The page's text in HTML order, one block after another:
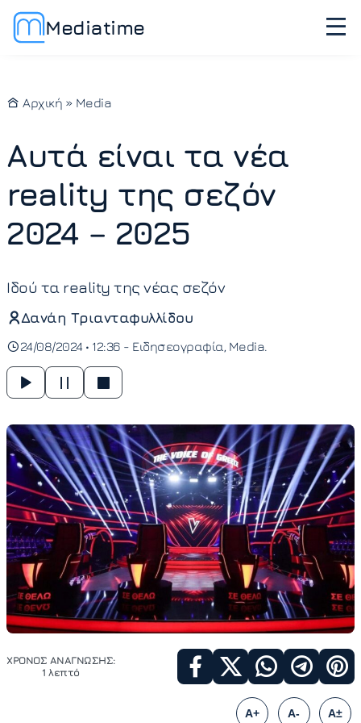
Mediatime
Αρχική » Media
Αυτά είναι τα νέα
reality της σεζόν
2024 – 2025
Ιδού τα reality της νέας σεζόν
Δανάη Τριανταφυλλίδου
24/08/2024 • 12:36 - Ειδησεογραφία Media
ΧΡΟΝΟΣ ΑΝΑΓΝΩΣΗΣ:
1 λεπτό
A+ A- A±